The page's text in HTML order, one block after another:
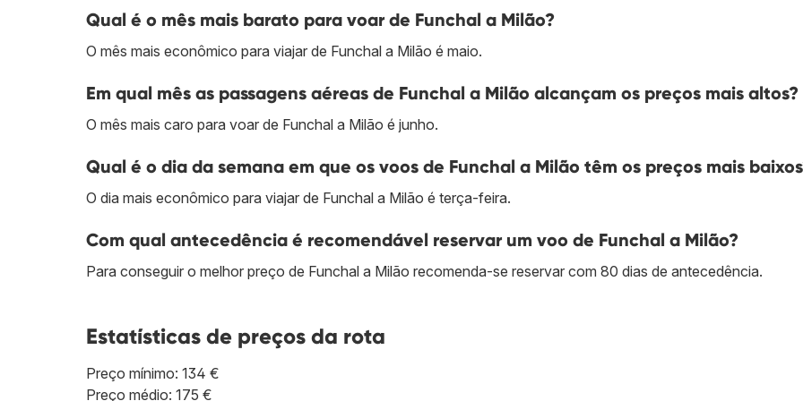
Qual é o mês mais barato para voar de Funchal a Milão?
O mês mais econômico para viajar de Funchal a Milão é maio.
Em qual mês as passagens aéreas de Funchal a Milão alcançam os preços mais altos?
O mês mais caro para voar de Funchal a Milão é junho.
Qual é o dia da semana em que os voos de Funchal a Milão têm os preços mais
O dia mais econômico para viajar de Funchal a Milão é terça-feira.
Com qual antecedência é recomendável reservar um voo de Funchal a Milão?
Para conseguir o melhor preço de Funchal a Milão recomenda-se reservar com 80 dias de antecedência.
Estatísticas de preços da rota
Preço mínimo: 134 €
Preço médio: 175 €